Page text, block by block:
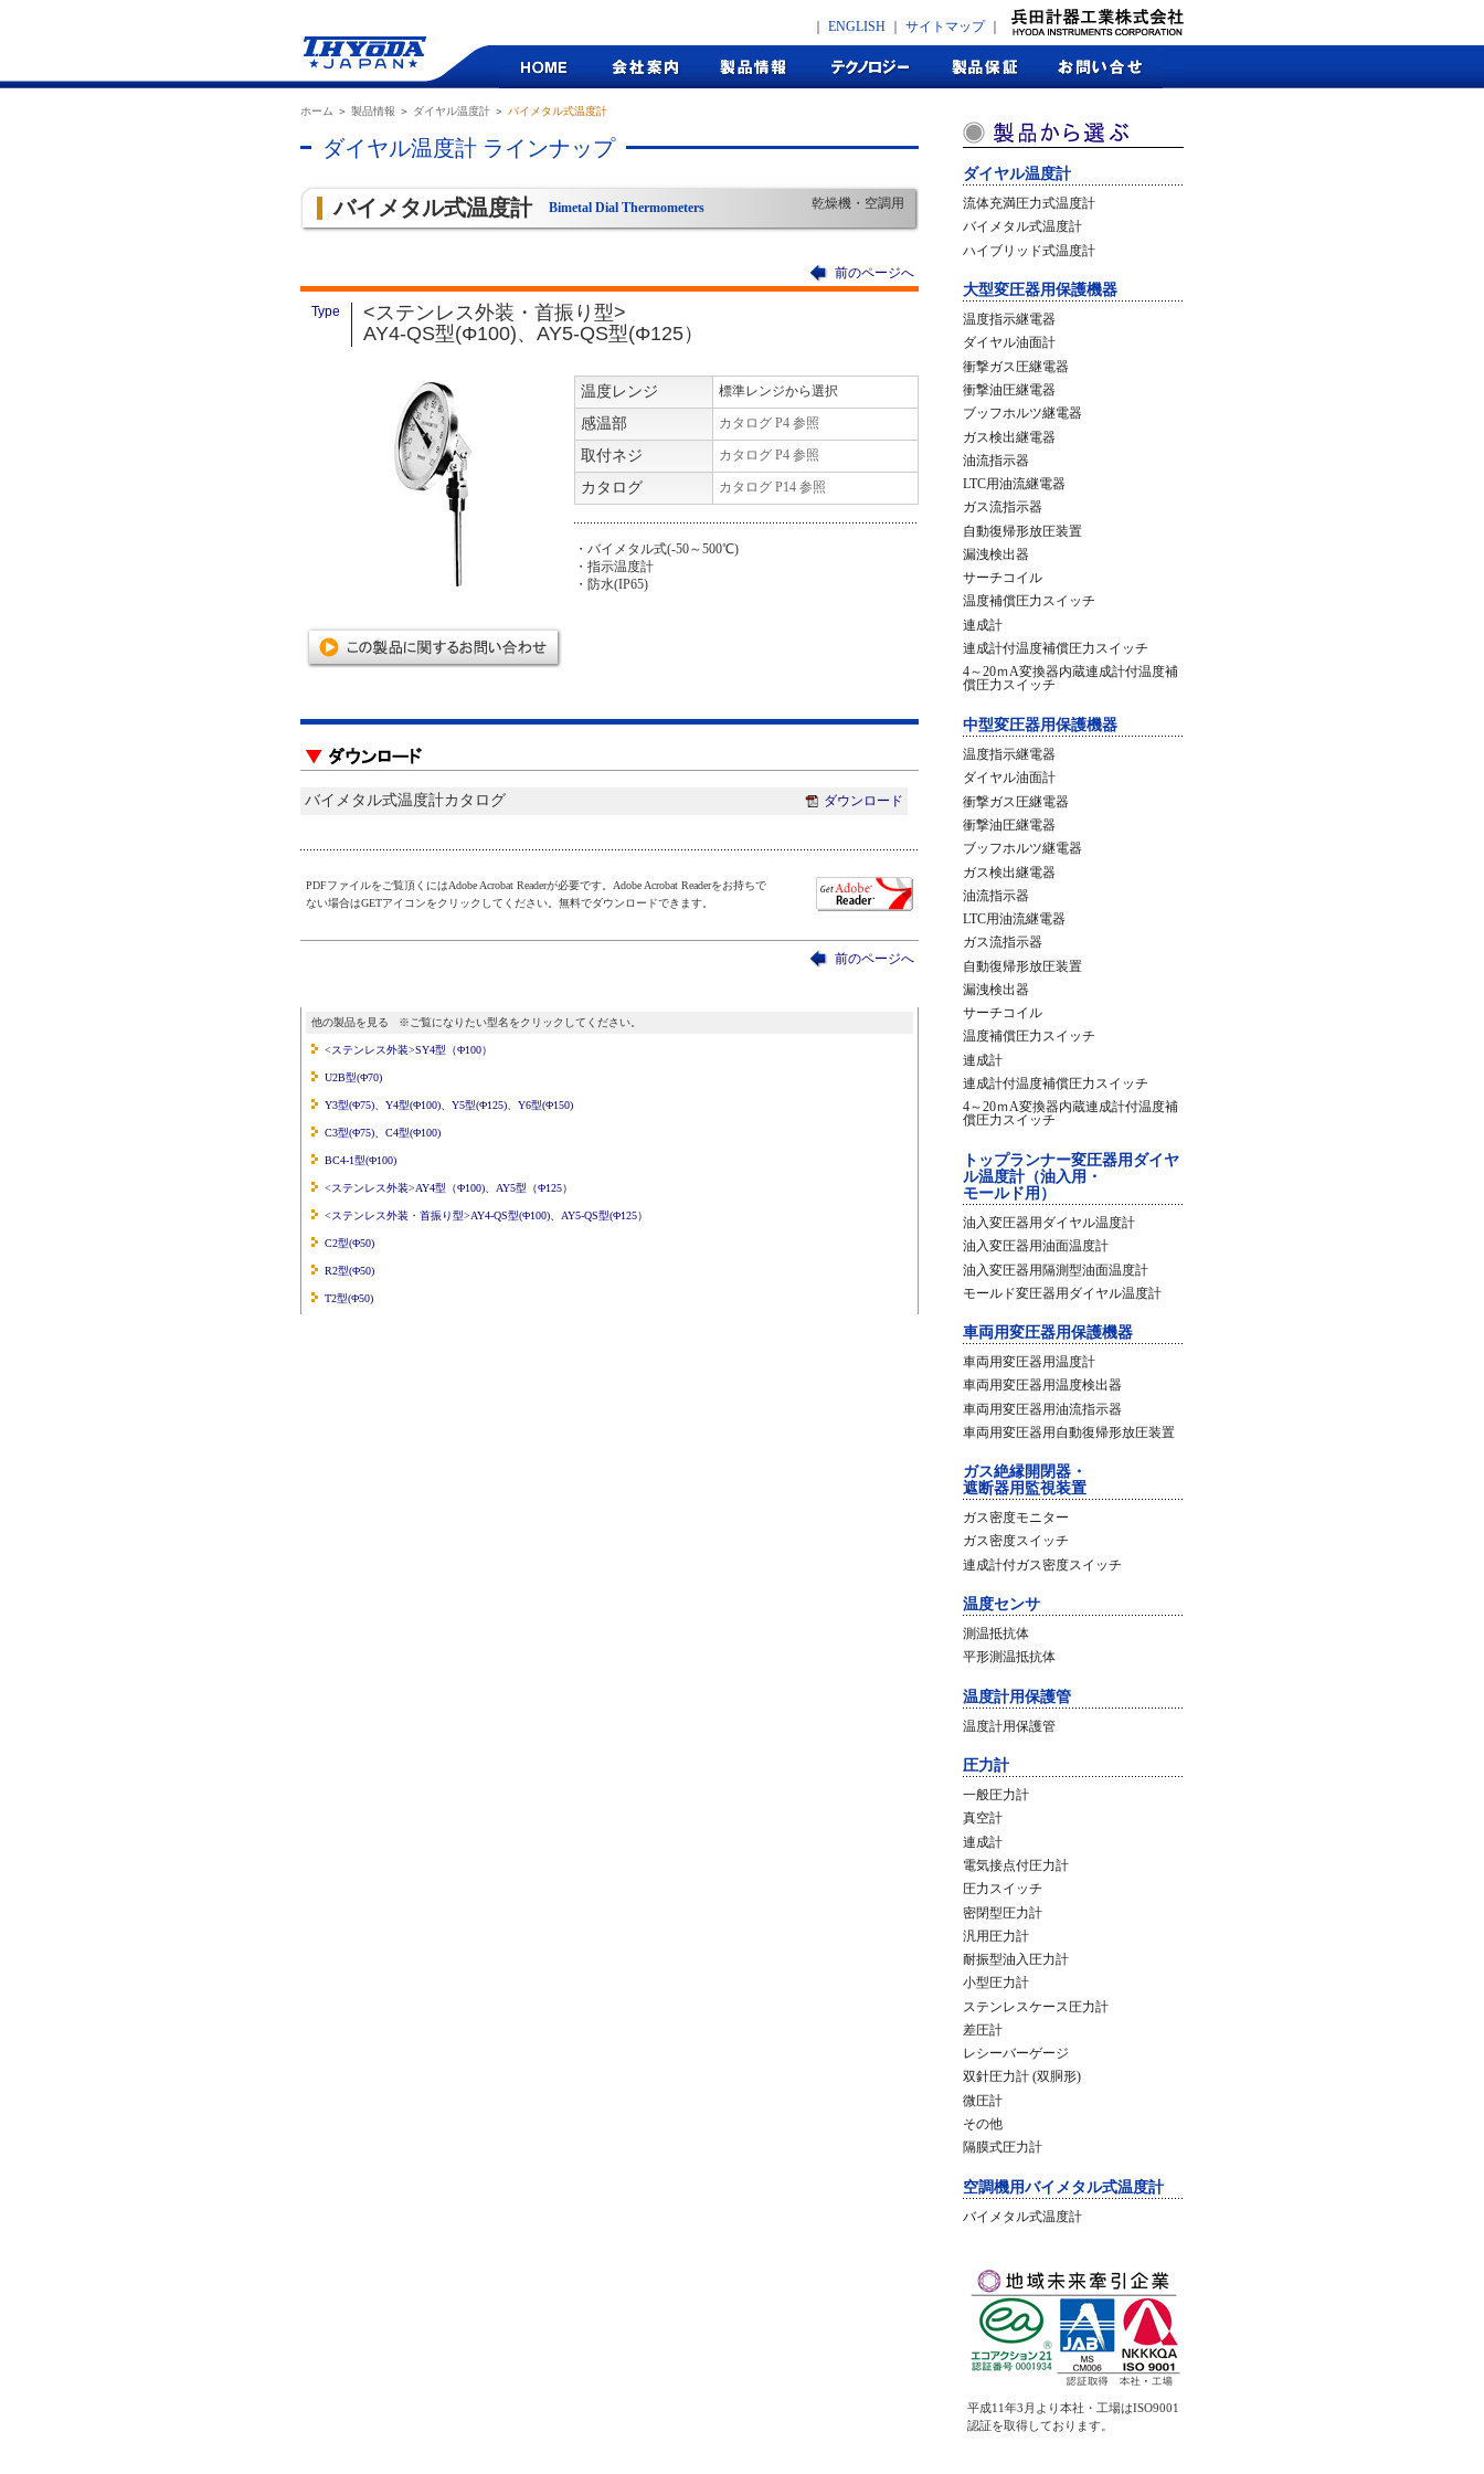
ENGLISH サイトマップ｜
ホーム ＞ 製品情報 ＞ ダイヤル温度計 ＞ バイメタル式温度計
ダイヤル温度計 ラインナップ
バイメタル式温度計 Bimetal Dial Thermometers 乾燥機・空調用
前のページへ
Type
<ステンレス外装・首振り型>
AY4-QS型(Φ100)、AY5-QS型(Φ125）
温度レンジ 標準レンジから選択
感温部 カタログ P4 参照
取付ネジ カタログ P4 参照
カタログ カタログ P14 参照
・バイメタル式(-50～500℃)
・指示温度計
・防水(IP65)
バイメタル式温度計カタログ ダウンロード
PDFファイルをご覧頂くにはAdobe Acrobat Readerが必要です。Adobe Acrobat Readerをお持ちで
ない場合はGETアイコンをクリックしてください。無料でダウンロードできます。
前のページへ
他の製品を見る ※ご覧になりたい型名をクリックしてください。
<ステンレス外装>SY4型（Φ100）
U2B型(Φ70)
Y3型(Φ75)、Y4型(Φ100)、Y5型(Φ125)、Y6型(Φ150)
C3型(Φ75)、C4型(Φ100)
BC4-1型(Φ100)
<ステンレス外装>AY4型（Φ100)、AY5型（Φ125）
<ステンレス外装・首振り型>AY4-QS型(Φ100)、AY5-QS型(Φ125）
C2型(Φ50)
R2型(Φ50)
T2型(Φ50)
ダイヤル温度計
流体充満圧力式温度計
バイメタル式温度計
ハイブリッド式温度計
大型変圧器用保護機器
温度指示継電器
ダイヤル油面計
衝撃ガス圧継電器
衝撃油圧継電器
ブッフホルツ継電器
ガス検出継電器
油流指示器
LTC用油流継電器
ガス流指示器
自動復帰形放圧装置
漏洩検出器
サーチコイル
温度補償圧力スイッチ
連成計
連成計付温度補償圧力スイッチ
4～20ｍA変換器内蔵連成計付温度補
償圧力スイッチ
中型変圧器用保護機器
温度指示継電器
ダイヤル油面計
衝撃ガス圧継電器
衝撃油圧継電器
ブッフホルツ継電器
ガス検出継電器
油流指示器
LTC用油流継電器
ガス流指示器
自動復帰形放圧装置
漏洩検出器
サーチコイル
温度補償圧力スイッチ
連成計
連成計付温度補償圧力スイッチ
4～20ｍA変換器内蔵連成計付温度補
償圧力スイッチ
トップランナー変圧器用ダイヤ
ル温度計（油入用・
モールド用）
油入変圧器用ダイヤル温度計
油入変圧器用油面温度計
油入変圧器用隔測型油面温度計
モールド変圧器用ダイヤル温度計
車両用変圧器用保護機器
車両用変圧器用温度計
車両用変圧器用温度検出器
車両用変圧器用油流指示器
車両用変圧器用自動復帰形放圧装置
ガス絶縁開閉器・
遮断器用監視装置
ガス密度モニター
ガス密度スイッチ
連成計付ガス密度スイッチ
温度センサ
測温抵抗体
平形測温抵抗体
温度計用保護管
温度計用保護管
圧力計
一般圧力計
真空計
連成計
電気接点付圧力計
圧力スイッチ
密閉型圧力計
汎用圧力計
耐振型油入圧力計
小型圧力計
ステンレスケース圧力計
差圧計
レシーバーゲージ
双針圧力計 (双胴形)
微圧計
その他
隔膜式圧力計
空調機用バイメタル式温度計
バイメタル式温度計
平成11年3月より本社・工場はISO9001
認証を取得しております。